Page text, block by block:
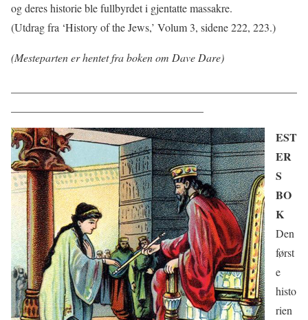
og deres historie ble fullbyrdet i gjentatte massakre.
(Utdrag fra ‘History of the Jews,’ Volum 3, sidene 222, 223.)
(Mesteparten er hentet fra boken om Dave Dare)
EST
ER
S
BO
K
Den
først
e
histo
rien